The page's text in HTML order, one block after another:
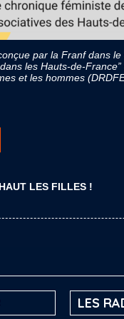
par la Franf dans
les Hauts-de-
et les hommes
LES FILLES !
LES